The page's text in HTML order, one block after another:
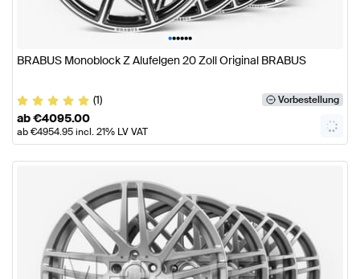
••••••
BRABUS Monoblock Z Alufelgen 20 Zoll Original BRABUS
(1) Vorbestellung
ab€4095.00
ab€4954.95incl. 21% LV VAT